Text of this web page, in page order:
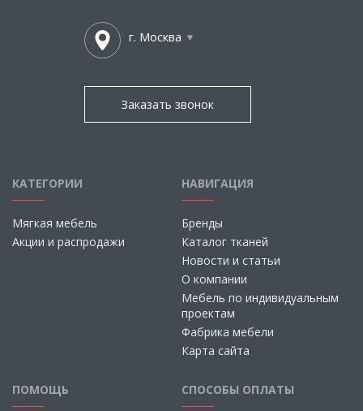
г. Москва
Заказать звонок
КАТЕГОРИИ
Мягкая мебель
Акции и распродажи
НАВИГАЦИЯ
Бренды
Каталог тканей
Новости и статьи
О компании
Мебель по индивидуальным
проектам
Фабрика мебели
Карта сайта
ПОМОЩЬ СПОСОБЫ ОПЛАТЫ